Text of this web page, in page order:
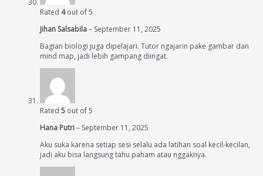
Rated 4out of 5
Jihan Salsabila– September 11, 2025
Bagian biologi juga dipelajari. Tutor ngajarin pake gambar dan
mind map, jadi lebih gampang diingat.
Rated 5 out of 5
Hana Putri– September 11, 2025
Aku suka karena setiap sesi selalu ada latihan soal kecil-kecilan,
jadi aku bisa langsung tahu paham atau nggaknya.